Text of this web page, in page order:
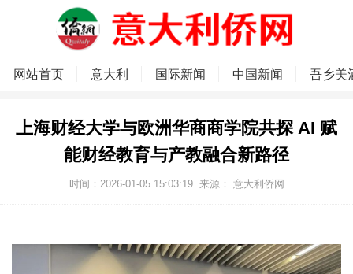
网站首页 意大利 国际新闻 中国新闻 吾乡美
上海财经大学与欧洲华商商学院共探 AI 赋
能财经教育与产教融合新路径
时间：2026-01-05 15:03:19 来源： 意大利侨网